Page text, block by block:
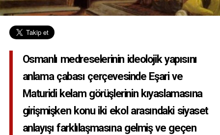
Osmanlı medreselerinin ideolojik yapısını
anlama çabası çerçevesinde Eşari ve
Maturidi kelam görüşlerinin kıyaslamasına
girişmişken konu iki ekol arasındaki siyaset
anlayışı farklılaşmasına gelmiş ve geçen